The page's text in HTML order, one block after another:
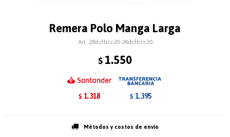
Remera Polo Manga Larga
28dcfbcc20-28dcfbcc20
$ 1.550
$ 1.318 $ 1.395
Métodos y costos de envío